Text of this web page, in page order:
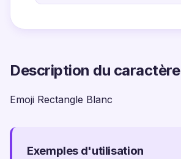
Description du caractère
Emoji Rectangle Blanc
Exemples d'utilisation